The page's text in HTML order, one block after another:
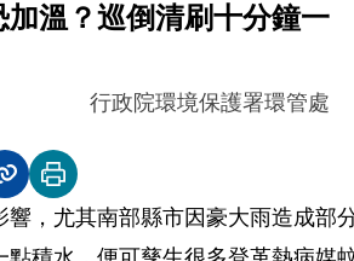
加溫？巡倒清刷十分鐘一
行政院環境保護署環管處
X
分享內容連結
列印本頁
響，尤其南部縣市因豪大雨造成部